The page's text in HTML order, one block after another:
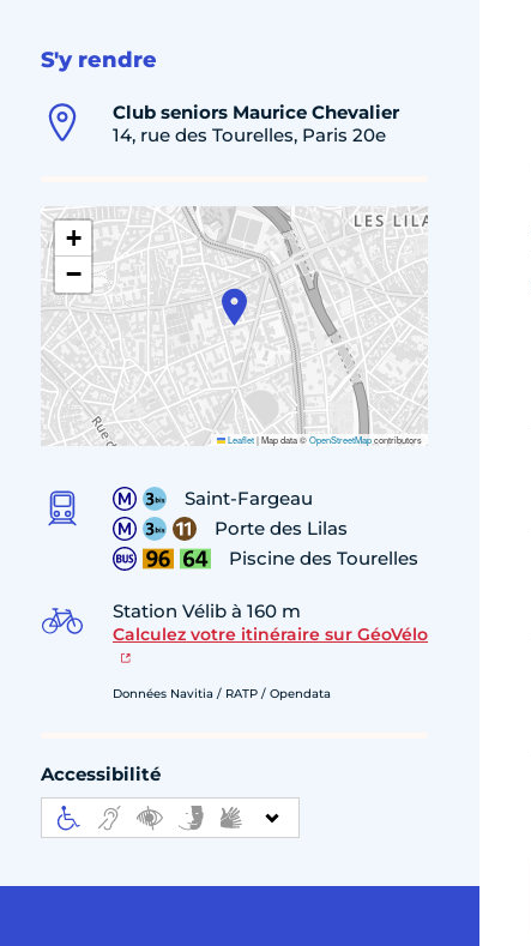
S'y rendre
Club seniors Maurice Chevalier
14, rue des Tourelles, Paris 20e
+
−
Leaflet|Map data ©OpenStreetMapcontributors
Saint-Fargeau
Porte des Lilas
Piscine des Tourelles
Station Vélib à 160 m
Calculez votre itinéraire sur GéoVélo
Données Navitia / RATP / Opendata
Accessibilité